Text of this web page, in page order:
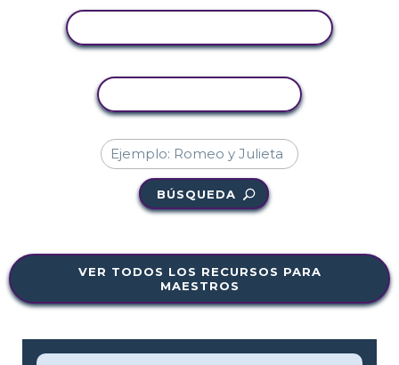
BÚSQUEDA
VER TODOS LOS RECURSOS PARA
MAESTROS